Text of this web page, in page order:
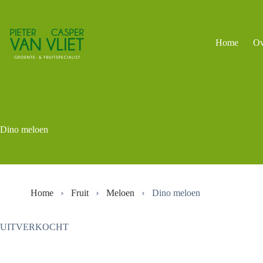
inhoud
Home
Dino meloen
Home Fruit Meloen Dino meloen
UITVERKOCHT